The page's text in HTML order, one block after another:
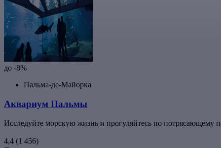
до -8%
Пальма-де-Майорка
Аквариум Пальмы
Исследуйте морскую жизнь и прогуляйтесь по потрясающему
4,4 (1 456)